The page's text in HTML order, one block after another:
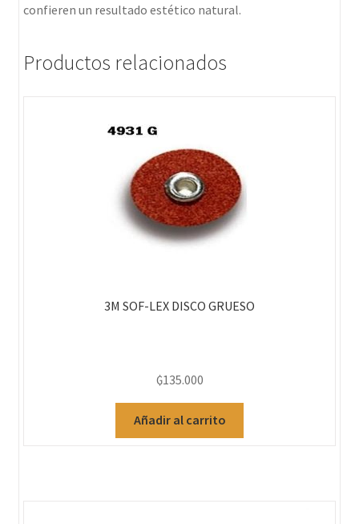
confieren un resultado estético natural.
Productos relacionados
3M SOF-LEX DISCO GRUESO
₲135.000
Añadir al carrito